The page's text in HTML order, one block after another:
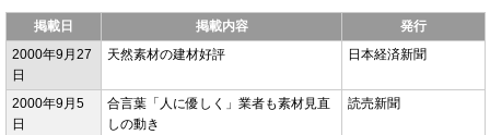
掲載日 掲載内容
発行
2000年9月27
日
天然素材の建材好評 日本経済新聞
2000年9月5
日
合言葉「人に優しく」業者も素材見直
しの動き
読売新聞